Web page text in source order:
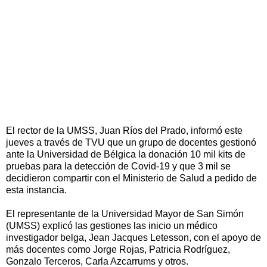
El rector de la UMSS, Juan Ríos del Prado, informó este
jueves a través de TVU que un grupo de docentes gestionó
ante la Universidad de Bélgica la donación 10 mil kits de
pruebas para la detección de Covid-19 y que 3 mil se
decidieron compartir con el Ministerio de Salud a pedido de
esta instancia.
El representante de la Universidad Mayor de San Simón
(UMSS) explicó las gestiones las inicio un médico
investigador belga, Jean Jacques Letesson, con el apoyo de
más docentes como Jorge Rojas, Patricia Rodríguez,
Gonzalo Terceros, Carla Azcarrums y otros.